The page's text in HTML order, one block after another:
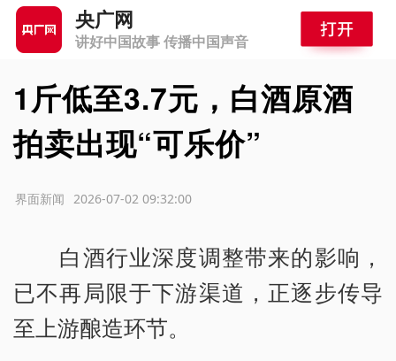
央广网
讲好中国故事 传播中国声音
1斤低至3.7元，白酒原酒
拍卖出现“可乐价”
2026-07-02 09:32:00
界面新闻
白酒行业深度调整带来的影响，
已不再局限于下游渠道，正逐步传导
至上游酿造环节。